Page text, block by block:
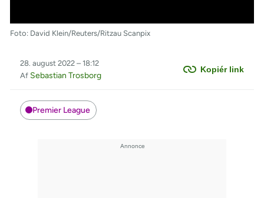
Foto: David Klein/Reuters/Ritzau Scanpix
Kopiér link
28. august 2022 – 18:12
Af Sebastian Trosborg
Premier League